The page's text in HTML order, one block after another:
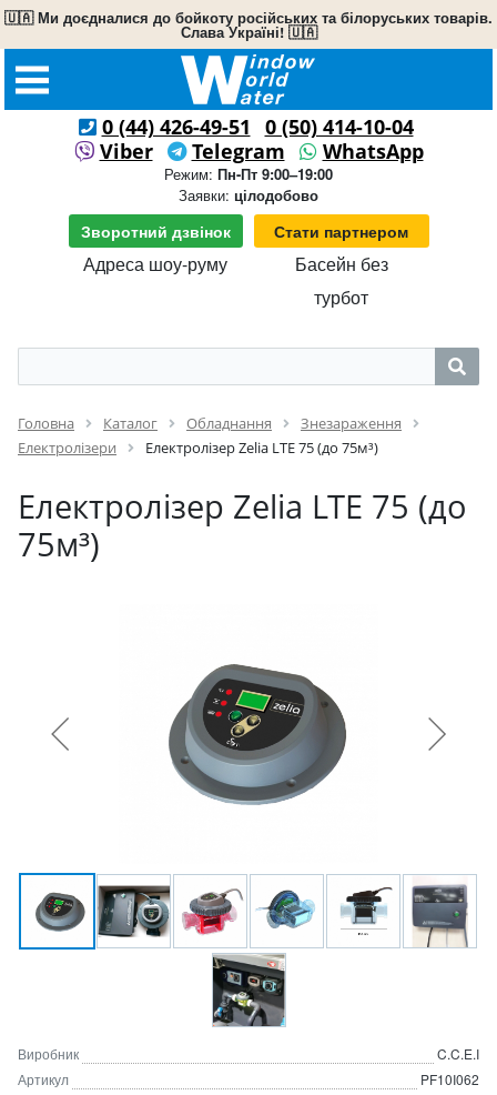
🇺🇦 Ми доєдналися до бойкоту російських та білоруських товарів.
Слава Україні! 🇺🇦
0 (44) 426-49-51
0 (50) 414-10-04
Viber
Telegram WhatsApp
Режим: Пн-Пт 9:00–19:00
Заявки: цілодобово
Зворотний дзвінок Стати партнером
Адреса шоу-руму
Басейн без
турбот
Головна Каталог Обладнання
Знезараження
Електролізери
Електролізер Zelia LTE 75 (до 75м³)
Електролізер Zelia LTE 75 (до
75м³)
Виробник
C.C.E.I
Артикул
PF10I062